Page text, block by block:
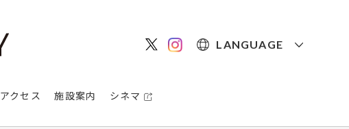
LANGUAGE
アクセス 施設案内 シネマ